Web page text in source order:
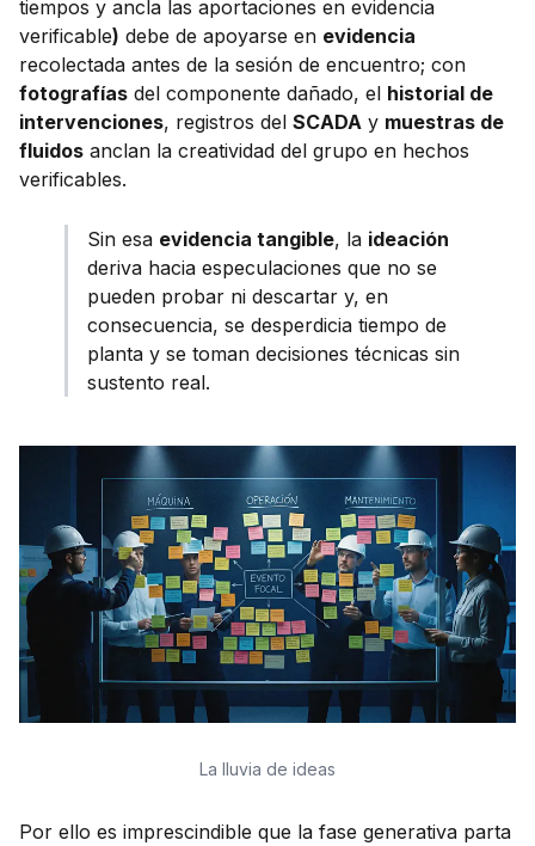
tiempos y ancla las aportaciones en evidencia
verificable) debe de apoyarse en evidencia
recolectada antes de la sesión de encuentro; con
fotografías del componente dañado, el historial de
intervenciones, registros del SCADA y muestras de
fluidos anclan la creatividad del grupo en hechos
verificables.
Sin esa evidencia tangible, la ideación
deriva hacia especulaciones que no se
pueden probar ni descartar y, en
consecuencia, se desperdicia tiempo de
planta y se toman decisiones técnicas sin
sustento real.
La lluvia de ideas
Por ello es imprescindible que la fase generativa parta